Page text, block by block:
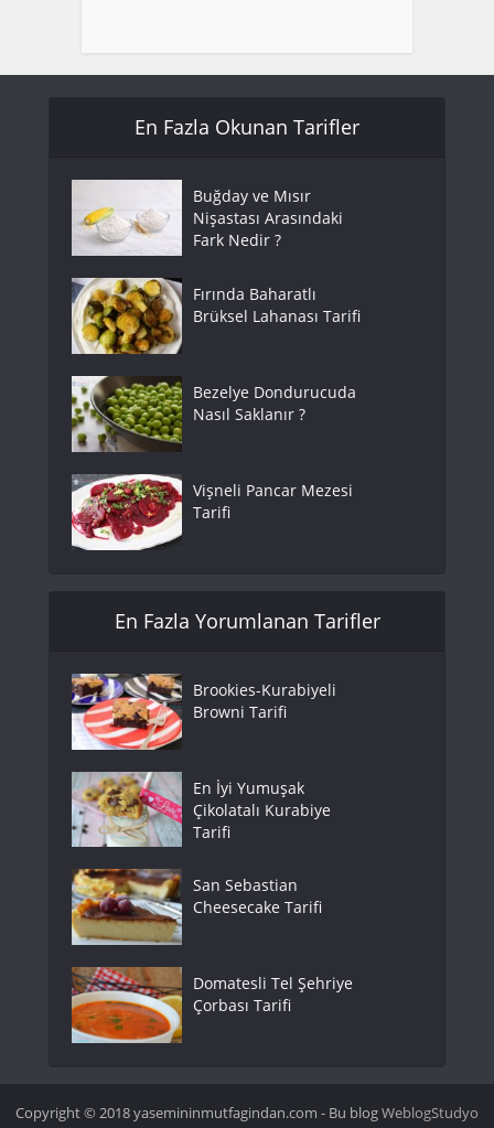
En Fazla Okunan Tarifler
Buğday ve Mısır
Nişastası Arasındaki
Fark Nedir ?
Fırında Baharatlı
Brüksel Lahanası Tarifi
Bezelye Dondurucuda
Nasıl Saklanır ?
Vişneli Pancar Mezesi
Tarifi
En Fazla Yorumlanan Tarifler
Brookies-Kurabiyeli
Browni Tarifi
En İyi Yumuşak
Çikolatalı Kurabiye
Tarifi
San Sebastian
Cheesecake Tarifi
Domatesli Tel Şehriye
Çorbası Tarifi
Copyright © 2018 yasemininmutfagindan.com - Bu blogWeblogStudyo